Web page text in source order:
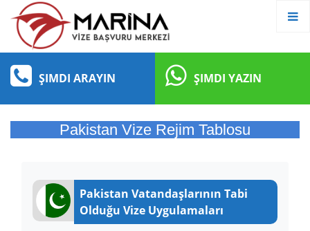
ŞIMDI ARAYIN ŞIMDI YAZIN
Pakistan Vize Rejim Tablosu
Pakistan Vatandaşlarının Tabi
Olduğu Vize Uygulamaları